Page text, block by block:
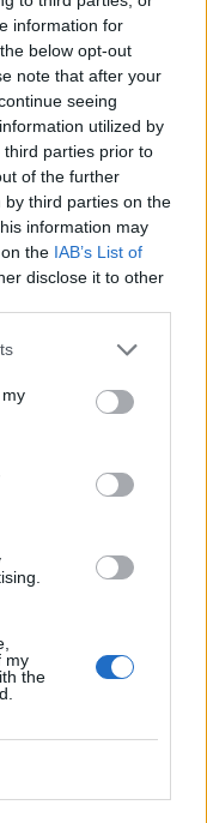
information for
below opt-out
note that after your
seeing
utilized by
parties prior to
of the further
third parties on the
information may
the IAB’s List of
disclose it to other
my
the
Latest
RS 2.7 Safari
– Nunca vimos
continua à venda
Scala e Kamiq